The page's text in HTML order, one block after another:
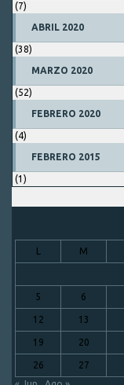
(7)
ABRIL 2020
(38)
MARZO 2020
(52)
FEBRERO 2020
(4)
FEBRERO 2015
(1)
L M
5 6
12 13
19 20
26 27